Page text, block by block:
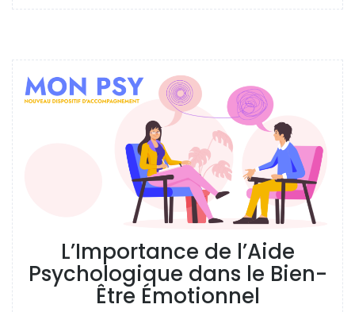
L’Importance de l’Aide
Psychologique dans le Bien-
Être Émotionnel